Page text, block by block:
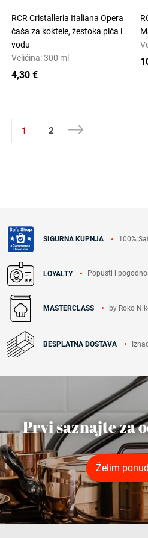
RCR Cristalleria Italiana Opera
čaša za koktele, žestoka pića i
vodu
Veličina: 300 ml
4,30 €
1 2
SIGURNA KUPNJA 100%
LOYALTY Popusti i
MASTERCLASS by Roko
BESPLATNA DOSTAVA
Prvi saznajte za
Želim